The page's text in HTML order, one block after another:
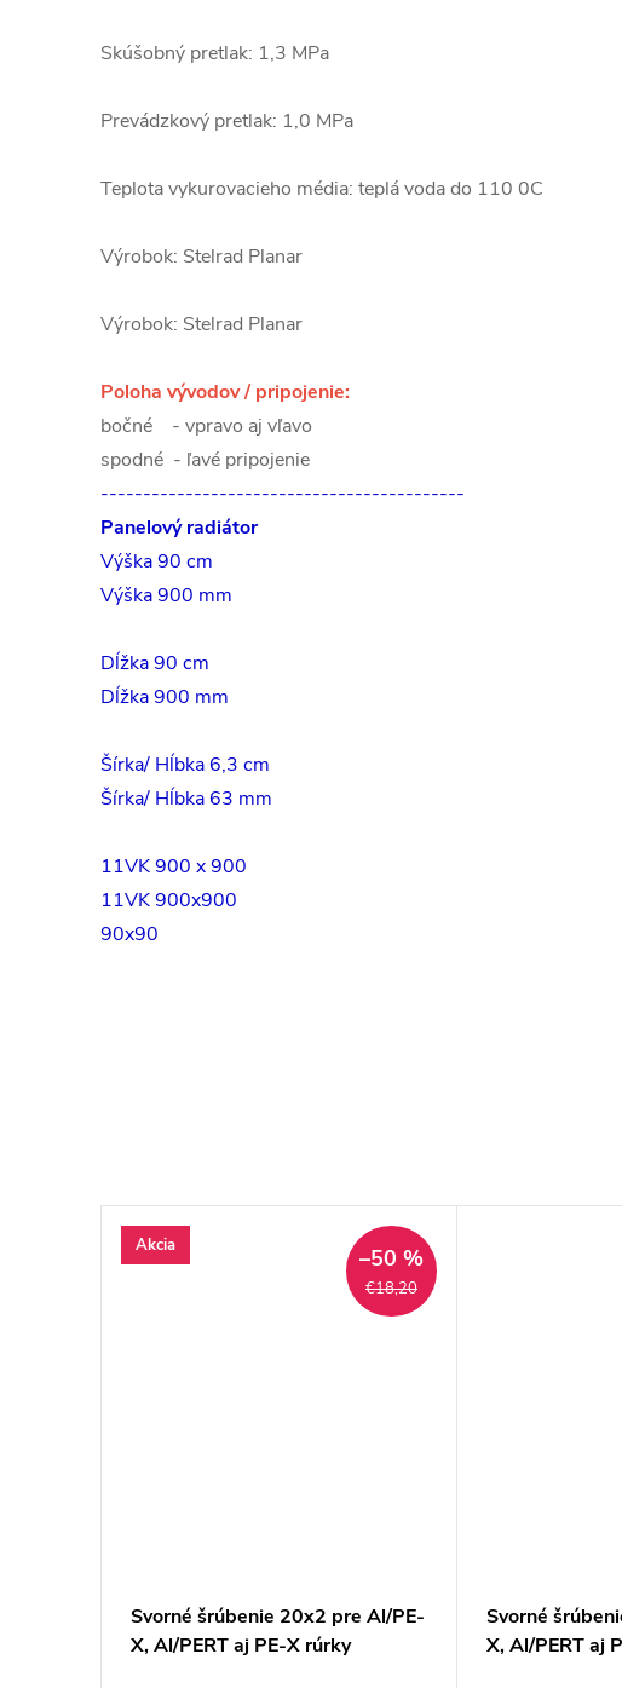
Skúšobný pretlak: 1,3 MPa
Prevádzkový pretlak: 1,0 MPa
Teplota vykurovacieho média: teplá voda do 110 0C
Výrobok: Stelrad Planar
Výrobok: Stelrad Planar
Poloha vývodov / pripojenie:
bočné - vpravo aj vľavo
spodné - ľavé pripojenie
-------------------------------------------
Panelový radiátor
Výška 90 cm
Výška 900 mm
Dĺžka 90 cm
Dĺžka 900 mm
Šírka/ Hĺbka 6,3 cm
Šírka/ Hĺbka 63 mm
11VK 900 x 900
11VK 900x900
90x90
Akcia
€18,20
–50 %
Svorné šrúbenie 20x2 pre Al/PE-
X, Al/PERT aj PE-X rúrky
Svorné
X, Al/PERT aj